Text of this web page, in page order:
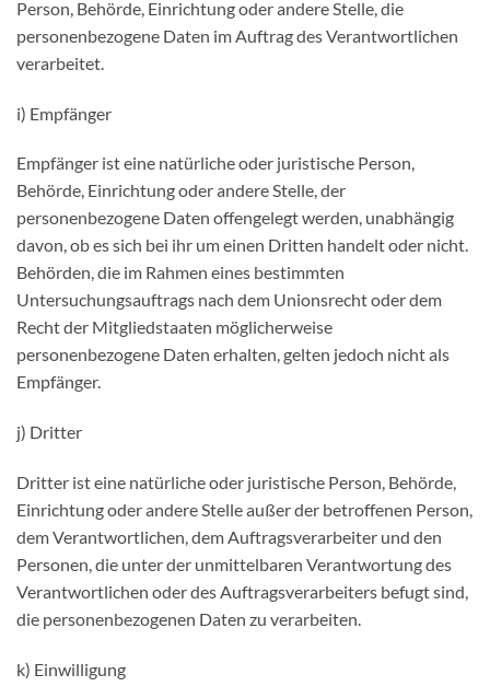
Person, Behörde, Einrichtung oder andere Stelle, die
personenbezogene Daten im Auftrag des Verantwortlichen
verarbeitet.
i) Empfänger
Empfänger ist eine natürliche oder juristische Person,
Behörde, Einrichtung oder andere Stelle, der
personenbezogene Daten offengelegt werden, unabhängig
davon, ob es sich bei ihr um einen Dritten handelt oder nicht.
Behörden, die im Rahmen eines bestimmten
Untersuchungsauftrags nach dem Unionsrecht oder dem
Recht der Mitgliedstaaten möglicherweise
personenbezogene Daten erhalten, gelten jedoch nicht als
Empfänger.
j) Dritter
Dritter ist eine natürliche oder juristische Person, Behörde,
Einrichtung oder andere Stelle außer der betroffenen Person,
dem Verantwortlichen, dem Auftragsverarbeiter und den
Personen, die unter der unmittelbaren Verantwortung des
Verantwortlichen oder des Auftragsverarbeiters befugt sind,
die personenbezogenen Daten zu verarbeiten.
k) Einwilligung